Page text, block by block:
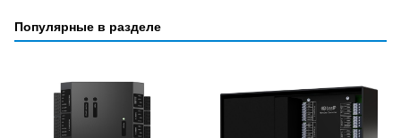
Популярные в разделе